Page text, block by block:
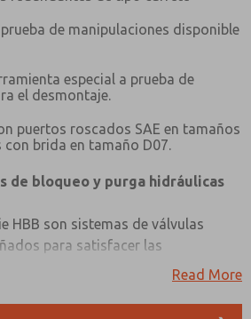
de manipulaciones disponible
especial a prueba de
el desmontaje.
puertos roscados SAE en tamaños
con brida en tamaño D07.
de bloqueo y purga hidráulicas
HBB son sistemas de válvulas
para satisfacer las
de las aplicaciones de bloqueo y
de posición inductivos para
Read More
Teléfono